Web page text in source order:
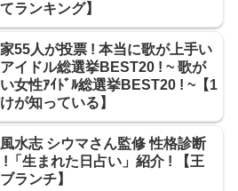
ランキング】
55人が投票 ! 本当に歌が上手い
イドル総選挙BEST20 ! ~ 歌が
い女性ｱｲﾄﾞﾙ総選挙BEST20 ! ~【1
が知っている】
水志 シウマさん監修 性格診断
!「生まれた日占い」紹介 ! 【王
ランチ】